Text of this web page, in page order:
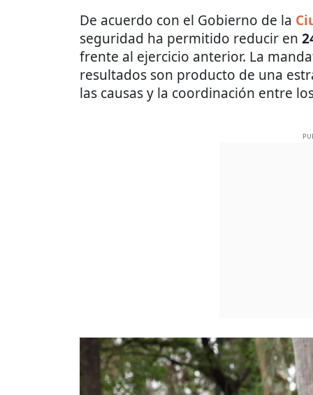
De acuerdo con el Gobierno de la
seguridad ha permitido reducir en
frente al ejercicio anterior. La
resultados son producto de una
las causas y la coordinación entre